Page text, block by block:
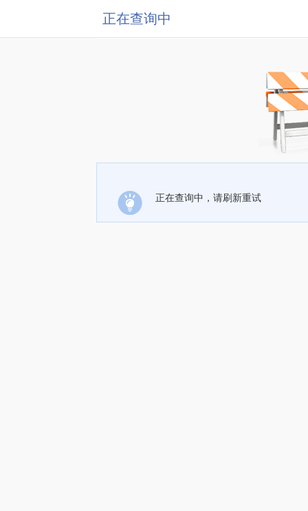
正在查询中
正在查询中，请刷新重试